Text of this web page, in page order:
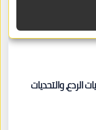
الردع، والتحديات